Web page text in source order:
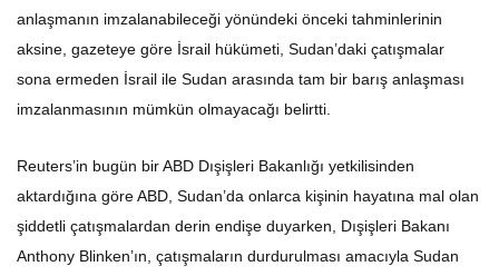
anlaşmanın imzalanabileceği yönündeki önceki tahminlerinin
aksine, gazeteye göre İsrail hükümeti, Sudan’daki çatışmalar
sona ermeden İsrail ile Sudan arasında tam bir barış anlaşması
imzalanmasının mümkün olmayacağı belirtti.
Reuters’in bugün bir ABD Dışişleri Bakanlığı yetkilisinden
aktardığına göre ABD, Sudan’da onlarca kişinin hayatına mal olan
şiddetli çatışmalardan derin endişe duyarken, Dışişleri Bakanı
Anthony Blinken’ın, çatışmaların durdurulması amacıyla Sudan